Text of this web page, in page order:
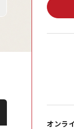
オンラ